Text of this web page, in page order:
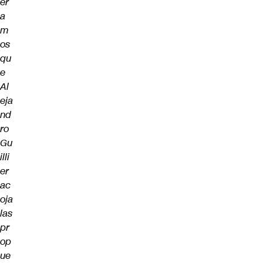
a
m
os
qu
e
Al
eja
nd
ro
Gu
illi
er
ac
oja
las
pr
op
ue